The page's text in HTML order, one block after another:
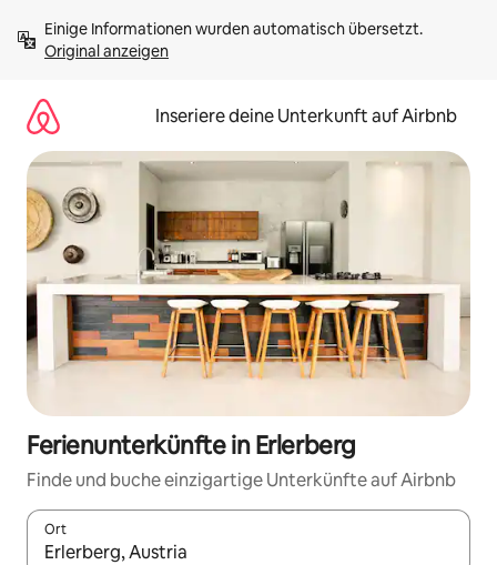
Inhalten
springenOriginal anzeigen
Inseriere deine Unterkunft auf Airbnb
Ferienunterkünfte in Erlerberg
Finde und buche einzigartige Unterkünfte auf Airbnb
Ort
Wenn Ergebnisse verfügbar sind, navigiere mit den